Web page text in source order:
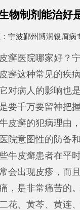
物制剂能治好
宁波鄞州博润银屑病
医院哪家好？宁
癣这种常见的疾
对病人的影响也
要千万要留神把
皮癣的犯病理由
院意图性的防备和
皮癣患者在平时
会出现皮疹，而
，是非常痛苦的
花、黄芩、黄连